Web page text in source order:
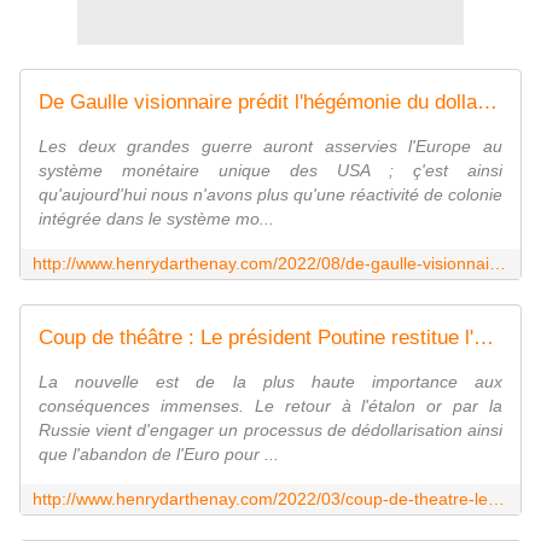
De Gaulle visionnaire prédit l'hégémonie du dollar et l'abus qu'en feront les USA - Vouillé un peu d'Histoire
Les deux grandes guerre auront asservies l'Europe au
système monétaire unique des USA ; ç'est ainsi
qu'aujourd'hui nous n'avons plus qu'une réactivité de colonie
intégrée dans le système mo...
Coup de théâtre : Le président Poutine restitue l'étalon-or à la Russie - Vouillé un peu d'Histoire
La nouvelle est de la plus haute importance aux
conséquences immenses. Le retour à l'étalon or par la
Russie vient d'engager un processus de dédollarisation ainsi
que l'abandon de l'Euro pour ...